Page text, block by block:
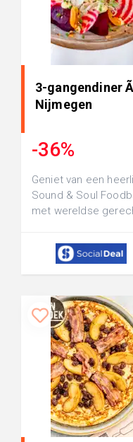
3-gangendiner
Nijmegen
-36%
Geniet van een
Sound & Soul
met wereldse